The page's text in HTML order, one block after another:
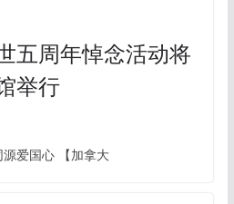
五周年悼念活动将
举行
爱国心 【加拿大